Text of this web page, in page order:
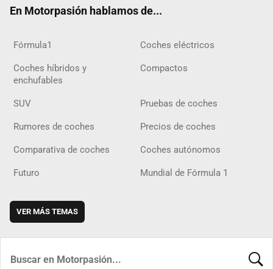
En Motorpasión hablamos de...
Fórmula1 Coches eléctricos
Coches híbridos y
enchufables
Compactos
SUV Pruebas de coches
Rumores de coches Precios de coches
Comparativa de coches Coches autónomos
Futuro Mundial de Fórmula 1
VER MÁS TEMAS